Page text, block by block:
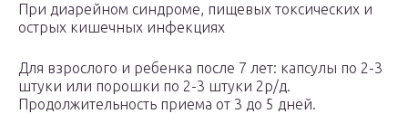
При диарейном синдроме, пищевых токсических и
острых кишечных инфекциях
Для взрослого и ребенка после 7 лет: капсулы по 2-3
штуки или порошки по 2-3 штуки 2р/д.
Продолжительность приема от 3 до 5 дней.